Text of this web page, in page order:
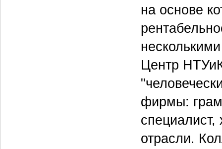
на основе
Центр
фирмы:
отрасли.